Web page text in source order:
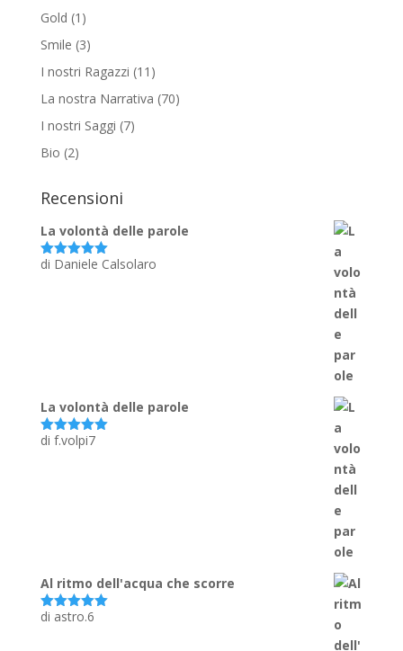
Gold (1)
Smile (3)
I nostri Ragazzi (11)
La nostra Narrativa (70)
I nostri Saggi (7)
Bio (2)
Recensioni
La volontà delle parole
Valutato 5
di Daniele Calsolaro
La volontà delle parole
Valutato 5
di f.volpi7
Al ritmo dell'acqua che scorre
Valutato5
di astro.6